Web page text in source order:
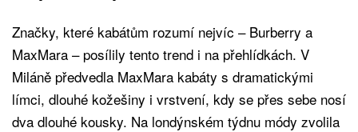
Značky, které kabátům rozumí nejvíc – Burberry a
MaxMara – posílily tento trend i na přehlídkách. V
Miláně předvedla MaxMara kabáty s dramatickými
límci, dlouhé kožešiny i vrstvení, kdy se přes sebe nosí
dva dlouhé kousky. Na londýnském týdnu módy zvolila